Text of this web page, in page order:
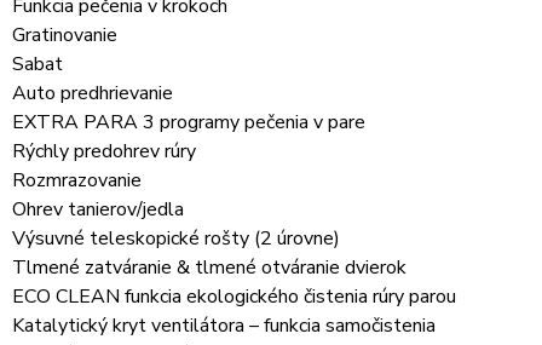
Funkcia pečenia v krokoch
Gratinovanie
Sabat
Auto predhrievanie
EXTRA PARA 3 programy pečenia v pare
Rýchly predohrev rúry
Rozmrazovanie
Ohrev tanierov/jedla
Výsuvné teleskopické rošty (2 úrovne)
Tlmené zatváranie & tlmené otváranie dvierok
ECO CLEAN funkcia ekologického čistenia rúry parou
Katalytický kryt ventilátora – funkcia samočistenia